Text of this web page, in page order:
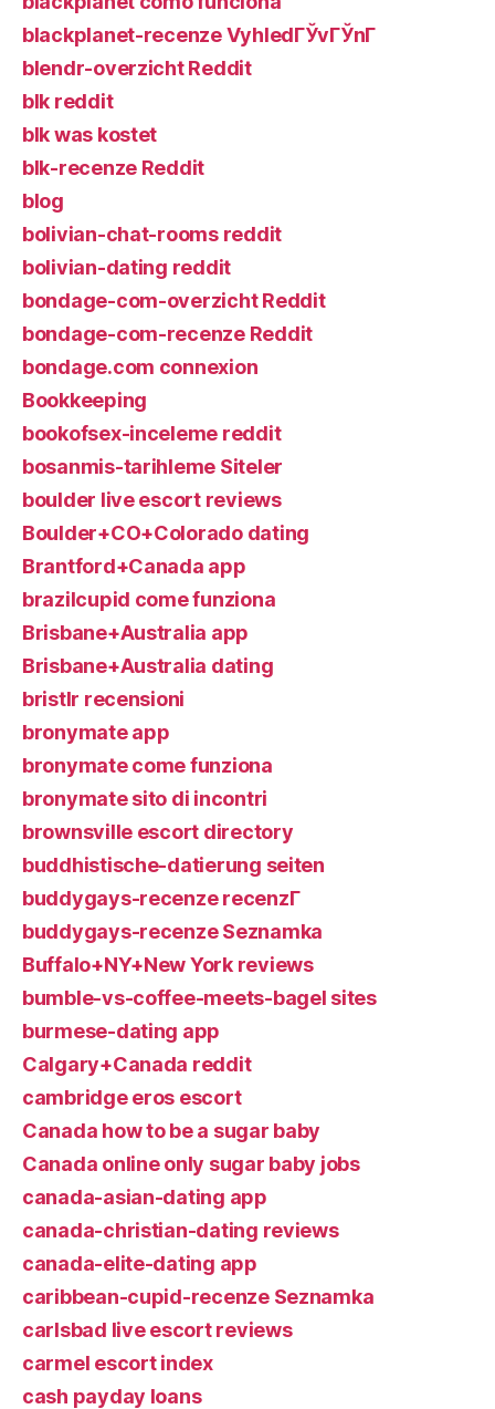
blackplanet-recenze VyhledГЎvГЎnГ­
blendr-overzicht Reddit
blk reddit
blk was kostet
blk-recenze Reddit
blog
bolivian-chat-rooms reddit
bolivian-dating reddit
bondage-com-overzicht Reddit
bondage-com-recenze Reddit
bondage.com connexion
Bookkeeping
bookofsex-inceleme reddit
bosanmis-tarihleme Siteler
boulder live escort reviews
Boulder+CO+Colorado dating
Brantford+Canada app
brazilcupid come funziona
Brisbane+Australia app
Brisbane+Australia dating
bristlr recensioni
bronymate app
bronymate come funziona
bronymate sito di incontri
brownsville escort directory
buddhistische-datierung seiten
buddygays-recenze recenzГ­
buddygays-recenze Seznamka
Buffalo+NY+New York reviews
bumble-vs-coffee-meets-bagel sites
burmese-dating app
Calgary+Canada reddit
cambridge eros escort
Canada how to be a sugar baby
Canada online only sugar baby jobs
canada-asian-dating app
canada-christian-dating reviews
canada-elite-dating app
caribbean-cupid-recenze Seznamka
carlsbad live escort reviews
carmel escort index
cash payday loans